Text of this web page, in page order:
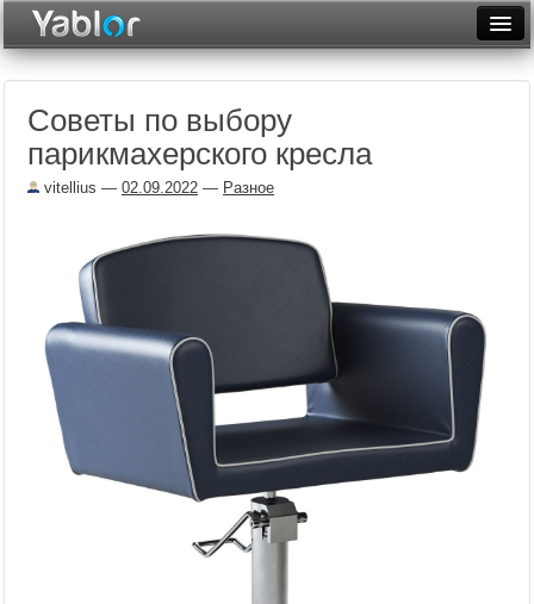
Неделя
Месяц
Советы по выбору
парикмахерского кресла
vitellius — 02.09.2022 — Разное